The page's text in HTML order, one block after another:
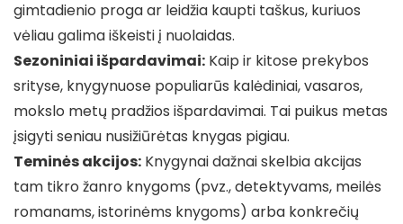
gimtadienio proga ar leidžia kaupti taškus, kuriuos
vėliau galima iškeisti į nuolaidas.
Sezoniniai išpardavimai: Kaip ir kitose prekybos
srityse, knygynuose populiarūs kalėdiniai, vasaros,
mokslo metų pradžios išpardavimai. Tai puikus metas
įsigyti seniau nusižiūrėtas knygas pigiau.
Teminės akcijos: Knygynai dažnai skelbia akcijas
tam tikro žanro knygoms (pvz., detektyvams, meilės
romanams, istorinėms knygoms) arba konkrečių